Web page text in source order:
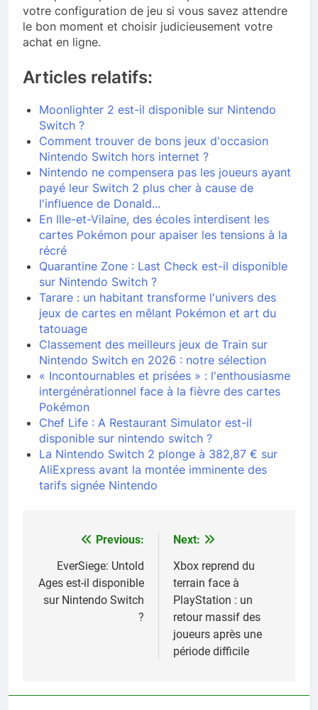
votre configuration de jeu si vous savez attendre
le bon moment et choisir judicieusement votre
achat en ligne.
Articles relatifs:
Moonlighter 2 est-il disponible sur Nintendo
Switch ?
Comment trouver de bons jeux d'occasion
Nintendo Switch hors internet ?
Nintendo ne compensera pas les joueurs ayant
payé leur Switch 2 plus cher à cause de
l'influence de Donald...
En Ille-et-Vilaine, des écoles interdisent les
cartes Pokémon pour apaiser les tensions à la
récré
Quarantine Zone : Last Check est-il disponible
sur Nintendo Switch ?
Tarare : un habitant transforme l'univers des
jeux de cartes en mêlant Pokémon et art du
tatouage
Classement des meilleurs jeux de Train sur
Nintendo Switch en 2026 : notre sélection
« Incontournables et prisées » : l'enthousiasme
intergénérationnel face à la fièvre des cartes
Pokémon
Chef Life : A Restaurant Simulator est-il
disponible sur nintendo switch ?
La Nintendo Switch 2 plonge à 382,87 € sur
AliExpress avant la montée imminente des
tarifs signée Nintendo
Navigation
l’article
Previous:
EverSiege: Untold
Ages est-il disponible
sur Nintendo Switch
?
Next:
Xbox reprend du
terrain face à
PlayStation : un
retour massif des
joueurs après une
période difficile